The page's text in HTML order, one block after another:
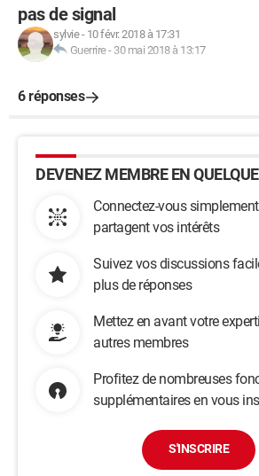
pas de signal
sylvie- 10 févr. 2018 à 17:31
Guerrire- 30 mai 2018 à 13:17
6 réponses
DEVENEZ MEMBRE EN
Connectez-vous
partagent vos intérêts
Suivez vos discussions
plus de réponses
Mettez en avant votre
autres membres
Profitez de nombreuses
supplémentaires en vous
S'INSCRIRE